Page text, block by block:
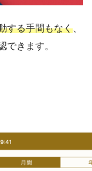
する手間もなく
できます。